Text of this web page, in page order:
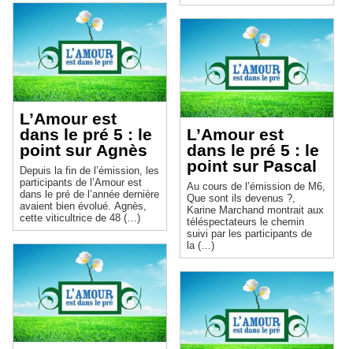
L’Amour est
dans le pré 5 : le
point sur Agnès
Depuis la fin de l’émission, les
participants de l’Amour est
dans le pré de l’année dernière
avaient bien évolué. Agnès,
cette viticultrice de 48 (…)
L’Amour est
dans le pré 5 : le
point sur Pascal
Au cours de l’émission de M6,
Que sont ils devenus ?,
Karine Marchand montrait aux
téléspectateurs le chemin
suivi par les participants de
la (…)